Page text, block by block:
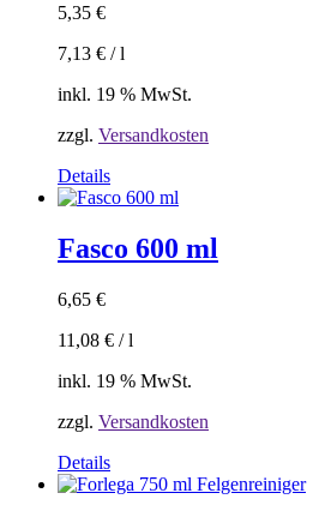
5,35 €
7,13 € /l
inkl. 19 % MwSt.
zzgl. Versandkosten
Details
Fasco 600 ml
6,65 €
11,08 € /l
inkl. 19 % MwSt.
zzgl. Versandkosten
Details